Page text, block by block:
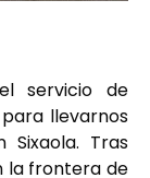
servicio de
llevarnos
Tras
la frontera de